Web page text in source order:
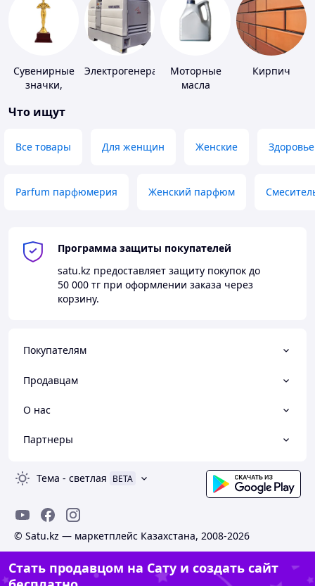
Сувенирные
значки,
ЭлектрогенераторыМоторные
масла
Кирпич
Что ищут
Все товары Для женщин Женские Здоровье
Parfum парфюмерия Женский парфюм
Программа защиты покупателей
satu.kz предоставляет защиту покупок до
50 000 тг при оформлении заказа через
корзину.
Покупателям
Продавцам
О нас
Партнеры
Тема - светлая BETA
© Satu.kz — маркетплейс Казахстана, 2008-2026
Стать продавцом на Сату и создать сайт